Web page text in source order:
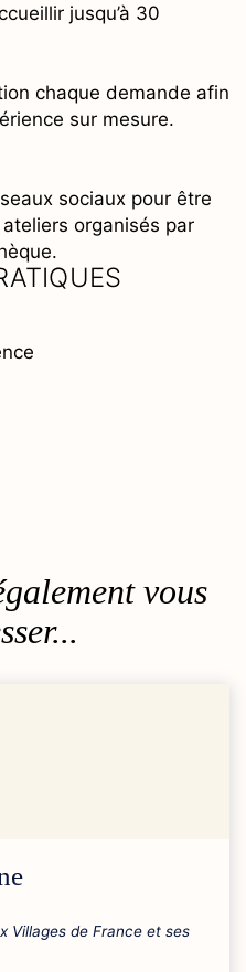
jusqu’à 30
chaque demande afin
sur mesure.
sociaux pour être
organisés par
vous
Villages de France et ses